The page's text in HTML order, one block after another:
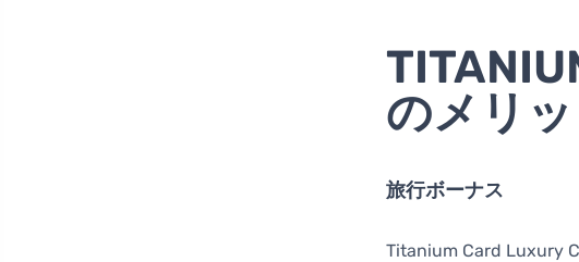
のメリッ
旅行ボーナス
Titanium Card Luxury